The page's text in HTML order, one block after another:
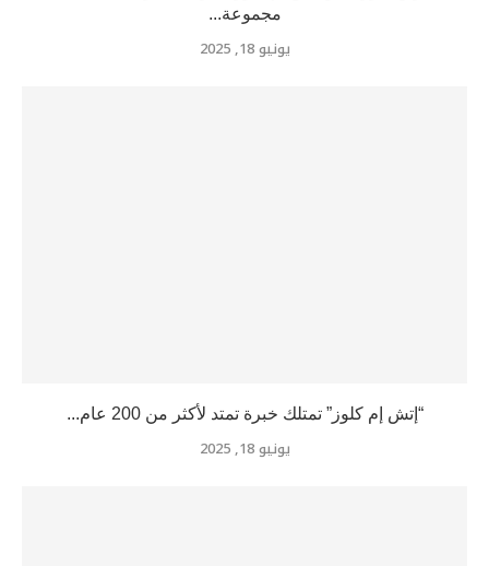
مجموعة...
يونيو 18, 2025
“إتش إم كلوز” تمتلك خبرة تمتد لأكثر من 200 عام...
يونيو 18, 2025